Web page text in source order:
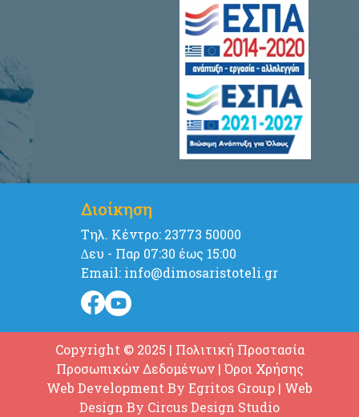
Διοίκηση
Tηλ. Κέντρο: 23773 50000
∆ευ - Παρ 07:30 έως 15:00
Email: info@dimosaristoteli.gr
Copyright © 2025 | Πολιτική Προστασία
Προσωπικών Δεδομένων| Όροι Χρήσης
Web Development By Egritos Group | Web
Design By Circus Design Studio